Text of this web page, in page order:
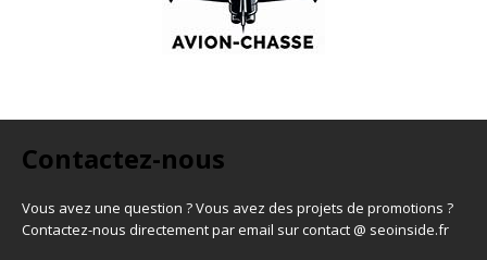
Contactez-nous
Vous avez une question ? Vous avez des projets de promotions ?
Contactez-nous directement par email sur contact @ seoinside.fr